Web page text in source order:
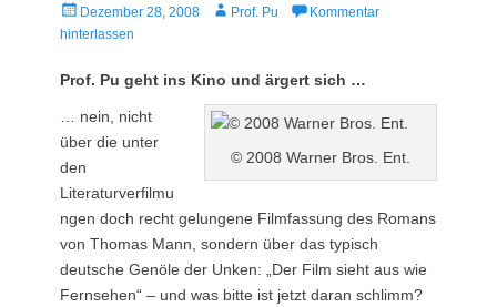
Veröffentlicht
am
Dezember 28, 2008 AutorProf. Pu
Kommentar
hinterlassen
Prof. Pu geht ins Kino und ärgert sich …
© 2008 Warner Bros. Ent.
… nein, nicht
über die unter
den
Literaturverfilmu
ngen doch recht gelungene Filmfassung des Romans
von Thomas Mann, sondern über das typisch
deutsche Genöle der Unken: „Der Film sieht aus wie
Fernsehen“ – und was bitte ist jetzt daran schlimm?